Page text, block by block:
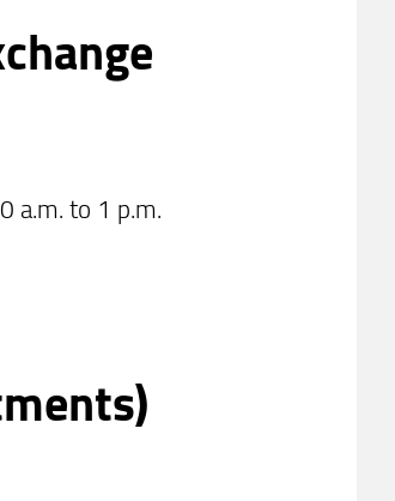
a.m. to 1 p.m.